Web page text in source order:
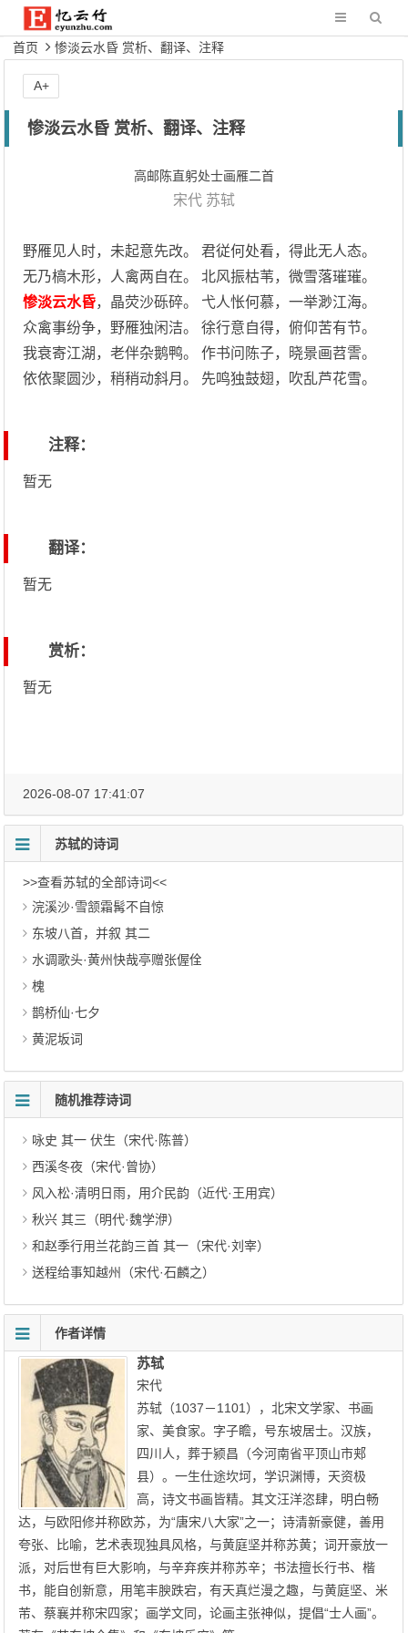
首页 惨淡云水昏 赏析、翻译、注释
惨淡云水昏 赏析、翻译、注释
高邮陈直躬处士画雁二首
宋代 苏轼
野雁见人时，未起意先改。 君従何处看，得此无人态。
无乃槁木形，人禽两自在。 北风振枯苇，微雪落璀璀。
惨淡云水昏，晶荧沙砾碎。 弋人怅何慕，一举渺江海。
众禽事纷争，野雁独闲洁。 徐行意自得，俯仰苦有节。
我衰寄江湖，老伴杂鹅鸭。 作书问陈子，晓景画苕霅。
依依聚圆沙，稍稍动斜月。 先鸣独鼓翅，吹乱芦花雪。
注释：
暂无
翻译：
暂无
赏析：
暂无
A+
2026-08-07 17:41:07
苏轼的诗词
>>查看苏轼的全部诗词<<
浣溪沙·雪颔霜髯不自惊
东坡八首，并叙 其二
水调歌头·黄州快哉亭赠张偓佺
槐
鹊桥仙·七夕
黄泥坂词
随机推荐诗词
咏史 其一 伏生（宋代·陈普）
西溪冬夜（宋代·曾协）
风入松·清明日雨，用介民韵（近代·王用宾）
秋兴 其三（明代·魏学洢）
和赵季行用兰花韵三首 其一（宋代·刘宰）
送程给事知越州（宋代·石麟之）
作者详情
苏轼
宋代
苏轼（1037－1101），北宋文学家、书画
家、美食家。字子瞻，号东坡居士。汉族，
四川人，葬于颍昌（今河南省平顶山市郏
县）。一生仕途坎坷，学识渊博，天资极
高，诗文书画皆精。其文汪洋恣肆，明白畅
达，与欧阳修并称欧苏，为“唐宋八大家”之一；诗清新豪健，善用
夸张、比喻，艺术表现独具风格，与黄庭坚并称苏黄；词开豪放一
派，对后世有巨大影响，与辛弃疾并称苏辛；书法擅长行书、楷
书，能自创新意，用笔丰腴跌宕，有天真烂漫之趣，与黄庭坚、米
芾、蔡襄并称宋四家；画学文同，论画主张神似，提倡“士人画”。